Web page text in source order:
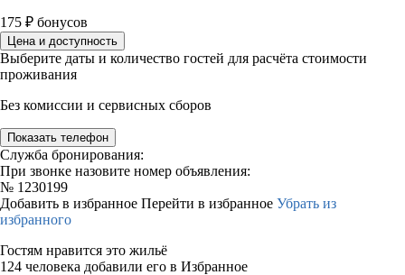
175 ₽ бонусов
Цена и доступность
Выберите даты и количество гостей для расчёта стоимости
проживания
Без комиссии и сервисных сборов
Показать телефон
Служба бронирования:
При звонке назовите номер объявления:
№ 1230199
Добавить в избранное Перейти в избранное Убрать из
избранного
Гостям нравится это жильё
124 человека добавили его в Избранное